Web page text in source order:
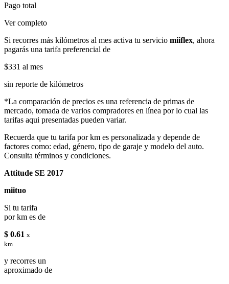
Pago total
Ver completo
Si recorres más kilómetros al mes activa tu servicio miiflex, ahora
pagarás una tarifa preferencial de
$331 al mes
sin reporte de kilómetros
*La comparación de precios es una referencia de primas de
mercado, tomada de varios compradores en línea por lo cual las
tarifas aqui presentadas pueden variar.
Recuerda que tu tarifa por km es personalizada y depende de
factores como: edad, género, tipo de garaje y modelo del auto.
Consulta términos y condiciones.
Attitude SE 2017
miituo
Si tu tarifa
por km es de
$ 0.61 x
km
y recorres un
aproximado de